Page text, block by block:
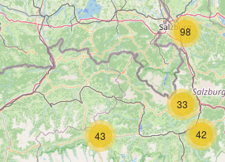
33
42
43
98